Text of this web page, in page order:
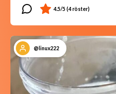
@linux222